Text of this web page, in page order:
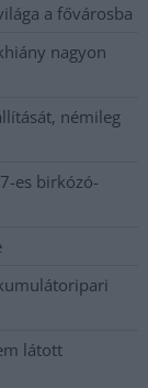
a fővárosba
nagyon
némileg
es birkózó-
látott